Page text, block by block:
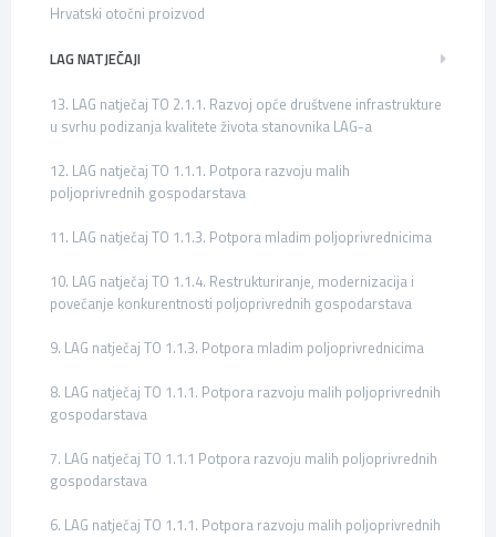
Hrvatski otočni proizvod
LAG NATJEČAJI
13. LAG natječaj TO 2.1.1. Razvoj opće društvene infrastrukture
u svrhu podizanja kvalitete života stanovnika LAG-a
12. LAG natječaj TO 1.1.1. Potpora razvoju malih
poljoprivrednih gospodarstava
11. LAG natječaj TO 1.1.3. Potpora mladim poljoprivrednicima
10. LAG natječaj TO 1.1.4. Restrukturiranje, modernizacija i
povećanje konkurentnosti poljoprivrednih gospodarstava
9. LAG natječaj TO 1.1.3. Potpora mladim poljoprivrednicima
8. LAG natječaj TO 1.1.1. Potpora razvoju malih poljoprivrednih
gospodarstava
7. LAG natječaj TO 1.1.1 Potpora razvoju malih poljoprivrednih
gospodarstava
6. LAG natječaj TO 1.1.1. Potpora razvoju malih poljoprivrednih